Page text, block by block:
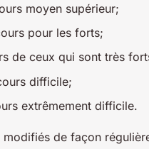
moyen supérieur;
pour les forts;
de ceux qui sont très
difficile;
extrêmement difficile.
de façon